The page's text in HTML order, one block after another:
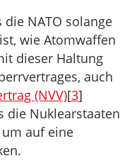
die NATO solange
wie Atomwaffen
dieser Haltung
auch
(NVV)[3]
die Nuklearstaaten
auf eine